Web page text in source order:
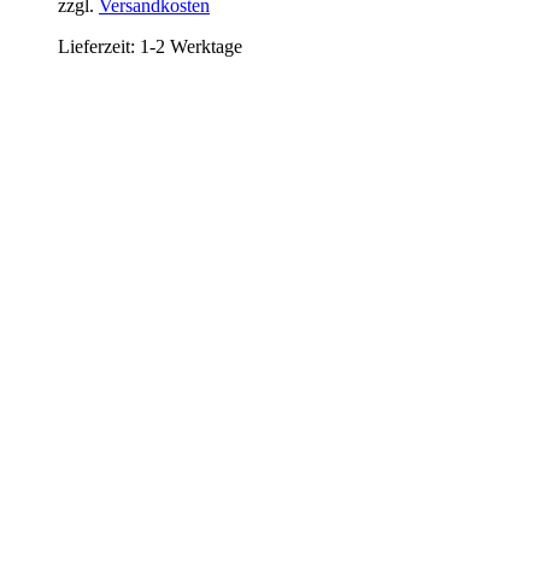
zzgl. Versandkosten
Lieferzeit: 1-2 Werktage